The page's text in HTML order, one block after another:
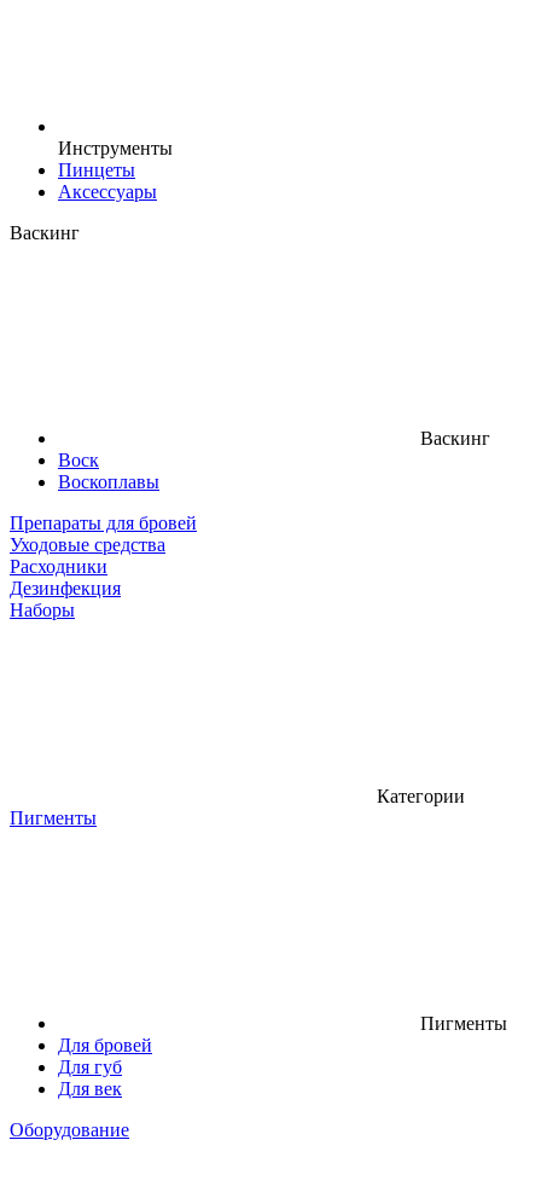
Инструменты
Пинцеты
Аксессуары
Васкинг
Васкинг
Воск
Воскоплавы
Препараты для бровей
Уходовые средства
Расходники
Дезинфекция
Наборы
Категории
Пигменты
Пигменты
Для бровей
Для губ
Для век
Оборудование